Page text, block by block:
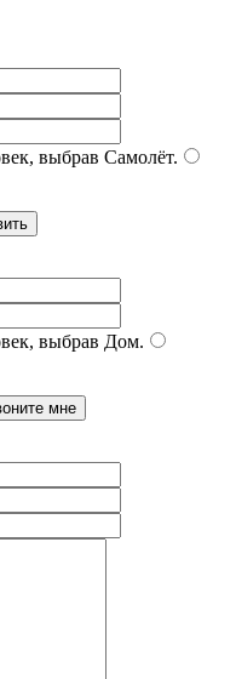
выбрав Самолёт.
выбрав Дом.